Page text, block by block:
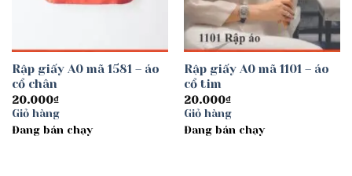
Rập giấy A0 mã 1581 – áo
cổ chân
20.000₫
Giỏ hàng
Đang bán chạy
Rập giấy A0 mã 1101 – áo
cổ tim
20.000₫
Giỏ hàng
Đang bán chạy